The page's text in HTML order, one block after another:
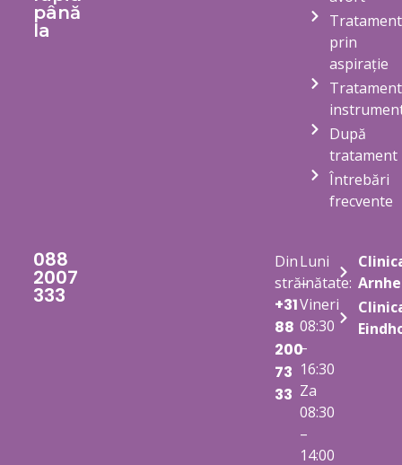
până
la
Tratament
prin
aspirație
Tratament
După
tratament
Întrebări
frecvente
088
2007
333
Din
străinătate:
+31
88
200
73
33
Luni
–
Vineri
08:30
–
16:30
Za
08:30
–
14:00